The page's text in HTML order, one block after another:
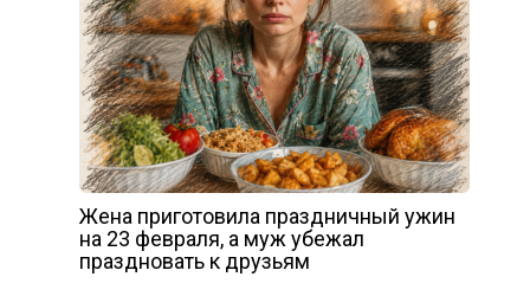
Жена приготовила праздничный ужин
на 23 февраля, а муж убежал
праздновать к друзьям